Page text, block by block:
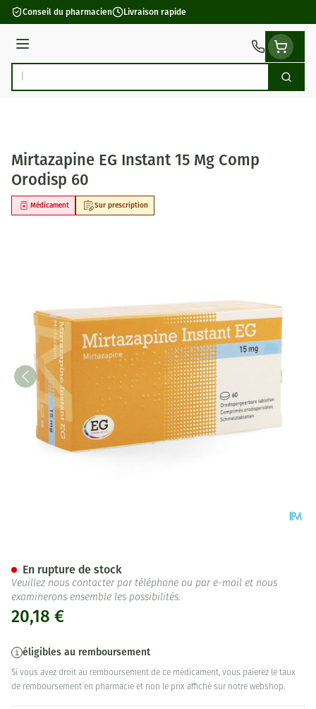
Aller au contenu
Conseil du pharmacien Livraison rapide
Menu
Rechercher
Mirtazapine EG Instant 15 Mg Comp
Orodisp 60
Sur prescription
Médicament
20,18 €
éligibles au remboursement
Si vous avez droit au remboursement de ce médicament, vous paierez le taux
de remboursement en pharmacie et non le prix affiché sur notre webshop.
En rupture de stock
Veuillez nous contacter par téléphone ou par e-mail et nous
examinerons ensemble les possibilités.